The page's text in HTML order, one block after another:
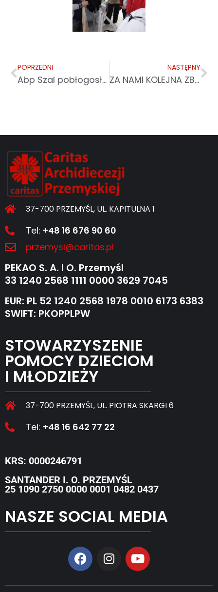
POPRZEDNI
Abp Szal pobłogosławił pierwsze Okno Życia w archidiecezji przemyskiej
NASTĘPNY
ZA NAMI KOLEJNA ZBIÓRKA ŻYWNOŚCI CARITAS „TAK POMAGAM”
37-700 PRZEMYŚL, UL. KAPITULNA 1
Tel: +48 16 676 90 60
przemysl@caritas.pl
PEKAO S. A. I O. Przemyśl
33 1240 2568 1111 0000 3629 7045
EUR: PL 52 1240 2568 1978 0010 6173 6383
SWIFT: PKOPPLPW
STOWARZYSZENIE
POMOCY DZIECIOM
I MŁODZIEŻY
37-700 PRZEMYŚL, UL. PIOTRA SKARGI 6
Tel: +48 16 642 77 22
KRS: 0000246791
SANTANDER I. O. PRZEMYŚL
25 1090 2750 0000 0001 0482 0437
NASZE SOCIAL MEDIA